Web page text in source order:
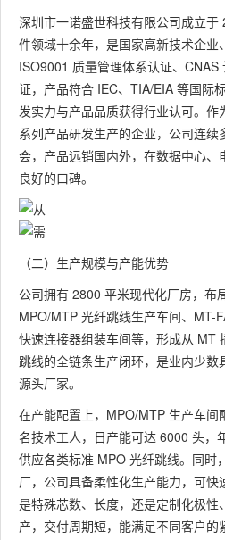
深圳市一诺盛世科技有限公司成立
件领域十余年，是国家高新技术企业
ISO9001 质量管理体系认证、CNAS
证，产品符合 IEC、TIA/EIA 等国际
发实力与产品品质获得行业认可。
系列产品研发生产的企业，公司连
会，产品远销国内外，在数据中心、
良好的口碑。
（二）生产规模与产能优势
公司拥有 2800 平米现代化厂房，布
MPO/MTP 光纤跳线生产车间、MT-
快速连接器组装车间等，形成从 MT
跳线的全链条生产闭环，是业内少数
源头厂家。
在产能配置上，MPO/MTP 生产车
名技术工人，日产能可达 6000 头，
供应各类标准 MPO 光纤跳线。同时
厂，公司具备柔性化生产能力，可
是特殊芯数、长度，还是定制化极性
产，交付周期短，能满足不同客户的